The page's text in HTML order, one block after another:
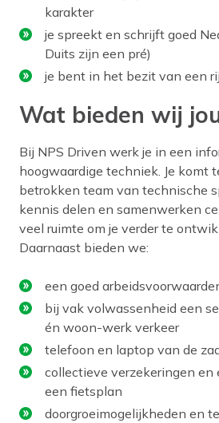
karakter
je spreekt en schrijft goed
Duits zijn een pré)
je bent in het bezit van een
Wat bieden wij
Bij NPS Driven werk je in een
hoogwaardige techniek. Je komt
betrokken team van technische
kennis delen en samenwerken
veel ruimte om je verder te
Daarnaast bieden we:
een goed
bij vak volwassenheid een
én woon-werk verkeer
telefoon en laptop van de
collectieve verzekeringen en
een fietsplan
doorgroeimogelijkheden en